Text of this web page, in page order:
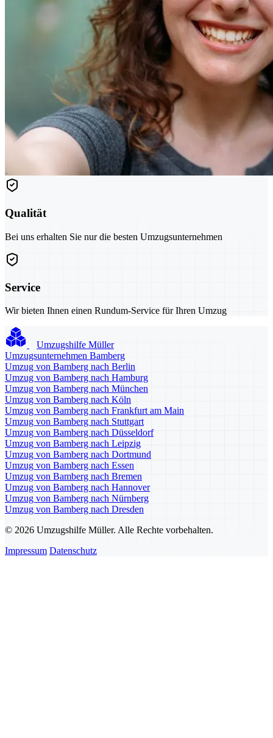
Qualität
Bei uns erhalten Sie nur die besten Umzugsunternehmen
Service
Wir bieten Ihnen einen Rundum-Service für Ihren Umzug
Umzugshilfe Müller
Umzugsunternehmen Bamberg
Umzug von Bamberg nach Berlin
Umzug von Bamberg nach Hamburg
Umzug von Bamberg nach München
Umzug von Bamberg nach Köln
Umzug von Bamberg nach Frankfurt am Main
Umzug von Bamberg nach Stuttgart
Umzug von Bamberg nach Düsseldorf
Umzug von Bamberg nach Leipzig
Umzug von Bamberg nach Dortmund
Umzug von Bamberg nach Essen
Umzug von Bamberg nach Bremen
Umzug von Bamberg nach Hannover
Umzug von Bamberg nach Nürnberg
Umzug von Bamberg nach Dresden
© 2026 Umzugshilfe Müller. Alle Rechte vorbehalten.
Impressum Datenschutz